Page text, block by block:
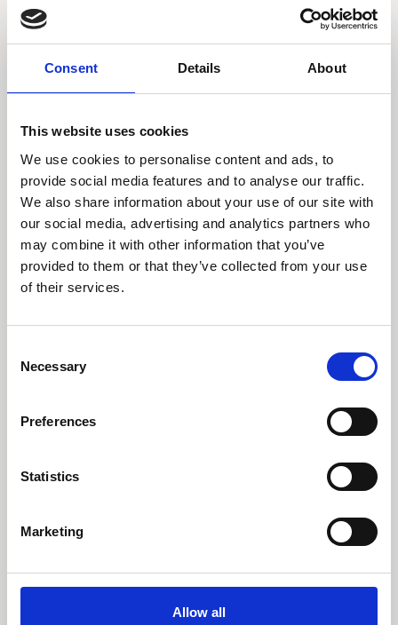
Consent Details About
This website uses cookies
We use cookies to personalise content and ads, to
provide social media features and to analyse our traffic.
We also share information about your use of our site with
our social media, advertising and analytics partners who
may combine it with other information that you’ve
provided to them or that they’ve collected from your use
of their services.
Selection
Necessary
Preferences
Statistics
Marketing
Allow all
Snyder inflationen